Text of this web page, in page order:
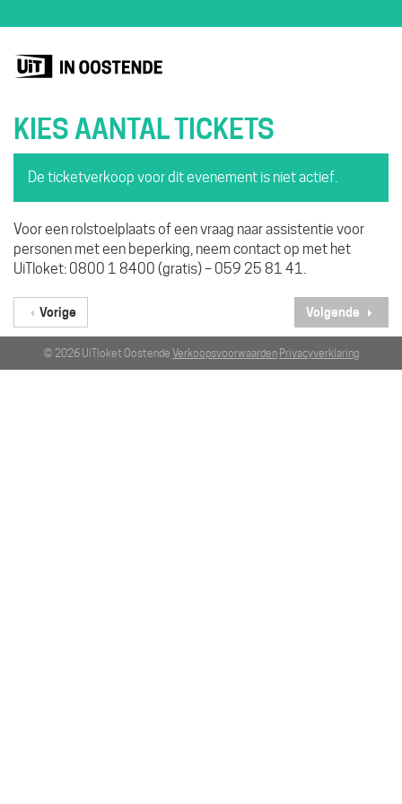
KIES AANTAL TICKETS
De ticketverkoop voor dit evenement is niet actief.
Voor een rolstoelplaats of een vraag naar assistentie voor
personen met een beperking, neem contact op met het
UiTloket: 0800 1 8400 (gratis) – 059 25 81 41.
Vorige Volgende
© 2026 UiTloket Oostende Verkoopsvoorwaarden Privacyverklaring